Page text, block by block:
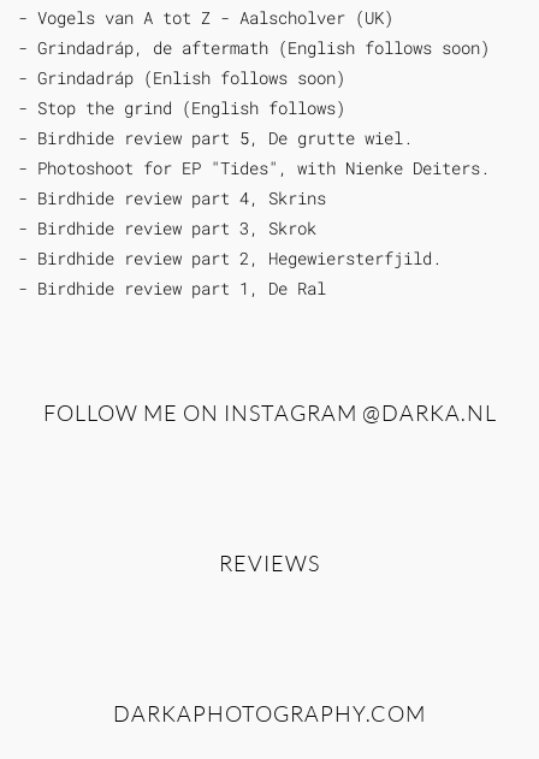
- Vogels van A tot Z - Aalscholver (UK)
- Grindadráp, de aftermath (English follows soon)
- Grindadráp (Enlish follows soon)
- Stop the grind (English follows)
- Birdhide review part 5, De grutte wiel.
- Photoshoot for EP "Tides", with Nienke Deiters.
- Birdhide review part 4, Skrins
- Birdhide review part 3, Skrok
- Birdhide review part 2, Hegewiersterfjild.
- Birdhide review part 1, De Ral
FOLLOW ME ON INSTAGRAM @DARKA.NL
REVIEWS
DARKAPHOTOGRAPHY.COM